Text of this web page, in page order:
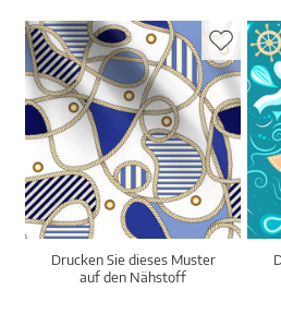
Drucken Sie dieses Muster
auf den Nähstoff